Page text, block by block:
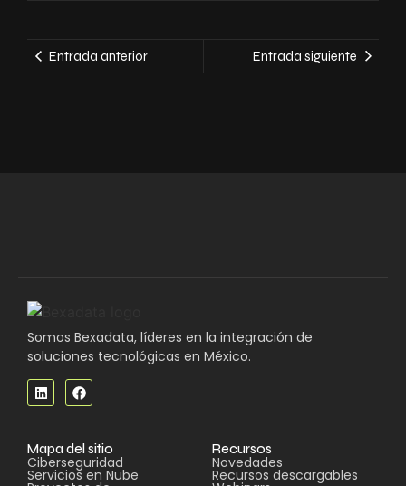
Entrada anterior Entrada siguiente
Somos Bexadata, líderes en la integración de
soluciones tecnológicas en México.
Mapa del sitio
Ciberseguridad
Servicios en Nube
Recursos
Novedades
Recursos descargables